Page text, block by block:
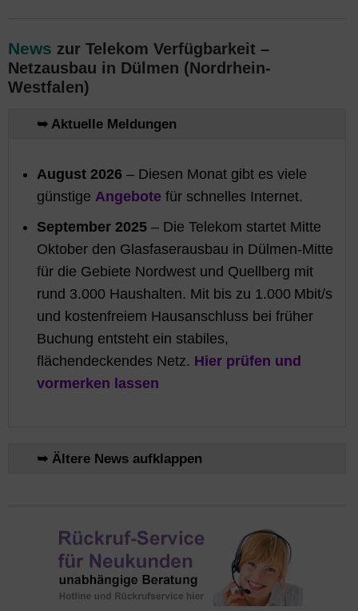
News zur Telekom Verfügbarkeit –
Netzausbau in Dülmen (Nordrhein-
Westfalen)
➥ Aktuelle Meldungen
August 2026 – Diesen Monat gibt es viele
günstige Angebote für schnelles Internet.
September 2025 – Die Telekom startet Mitte
Oktober den Glasfaserausbau in Dülmen-Mitte
für die Gebiete Nordwest und Quellberg mit
rund 3.000 Haushalten. Mit bis zu 1.000 Mbit/s
und kostenfreiem Hausanschluss bei früher
Buchung entsteht ein stabiles,
flächendeckendes Netz. Hier prüfen und
vormerken lassen
➥ Ältere News aufklappen